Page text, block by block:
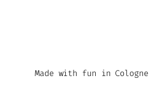
Made with fun in Cologne